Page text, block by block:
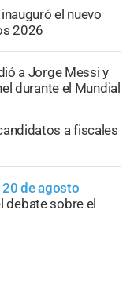
el nuevo
2026
a Jorge Messi y
durante el Mundial
a fiscales
de agosto
debate sobre el